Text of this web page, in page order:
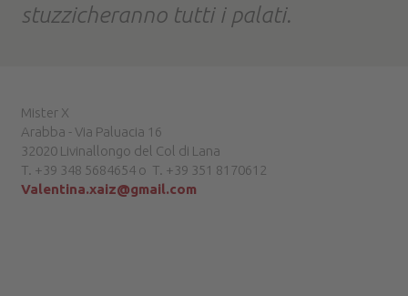
stuzzicheranno tutti i palati.
Mister X
Arabba - Via Paluacia 16
32020 Livinallongo del Col di Lana
T. +39 348 5684654 o T. +39 351 8170612
Valentina.xaiz@gmail.com